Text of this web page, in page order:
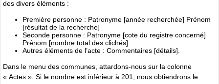
des divers éléments :
Première personne : Patronyme [année recherchée] Prénom
[résultat de la recherche]
Seconde personne : Patronyme [cote du registre concerné]
Prénom [nombre total des clichés]
Autres éléments de l’acte : Commentaires [détails].
Dans le menu des communes, attardons-nous sur la colonne
« Actes ». Si le nombre est inférieur à 201, nous obtiendrons le